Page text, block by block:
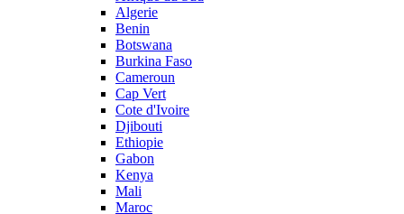
Algerie
Benin
Botswana
Burkina Faso
Cameroun
Cap Vert
Cote d'Ivoire
Djibouti
Ethiopie
Gabon
Kenya
Mali
Maroc